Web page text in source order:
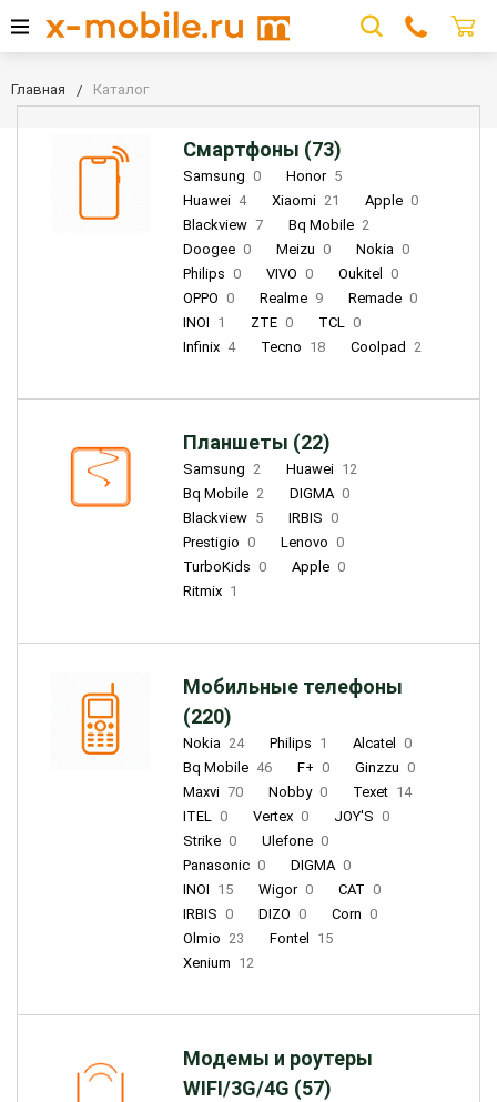
Главная Каталог
Смартфоны (73)
Samsung 0 Honor 5
Huawei 4 Xiaomi 21 Apple 0
Blackview 7 Bq Mobile 2
Doogee 0 Meizu 0 Nokia 0
Philips 0 VIVO 0 Oukitel
0
OPPO 0 Realme 9 Remade 0
INOI 1 ZTE 0 TCL 0
Infinix 4 Tecno 18 Coolpad 2
Планшеты (22)
Samsung 2 Huawei 12
Bq Mobile 2 DIGMA 0
Blackview 5 IRBIS 0
Prestigio 0 Lenovo 0
TurboKids 0 Apple 0
Ritmix 1
Мобильные телефоны
(220)
Nokia 24 Philips 1 Alcatel
0
Bq Mobile 46 F+ 0 Ginzzu 0
Maxvi 70 Nobby 0 Texet 14
ITEL 0 Vertex 0 JOY'S 0
Strike 0 Ulefone 0
Panasonic 0 DIGMA 0
INOI 15 Wigor 0 CAT 0
IRBIS 0 DIZO 0 Corn 0
Olmio 23 Fontel
15
Xenium 12
Модемы и роутеры
WIFI/3G/4G (57)